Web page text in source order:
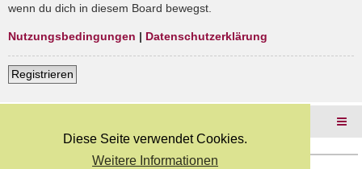
Diese Seite verwendet Cookies.
Weitere Informationen
wenn du dich in diesem Board bewegst.
Nutzungsbedingungen | Datenschutzerklärung
Registrieren